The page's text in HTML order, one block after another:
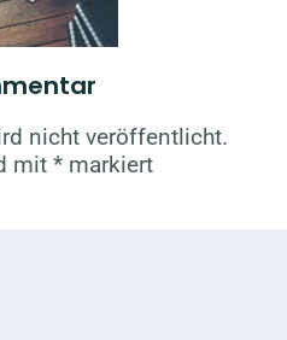
nicht veröffentlicht.
mit * markiert